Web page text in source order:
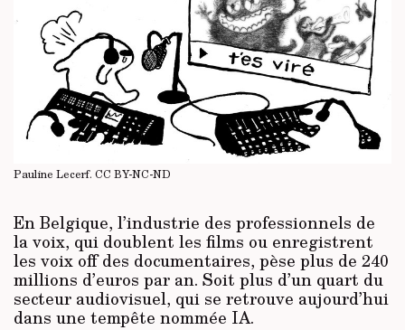
Pauline Lecerf. CC BY-NC-ND
En Belgique, l’industrie des professionnels de
la voix, qui doublent les films ou enregistrent
les voix off des documentaires, pèse plus de 240
millions d’euros par an. Soit plus d’un quart du
secteur audiovisuel, qui se retrouve aujourd’hui
dans une tempête nommée IA.